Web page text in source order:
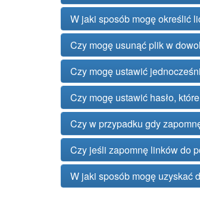
W jaki sposób mogę określić
Czy mogę usunąć plik w
Czy mogę ustawić
Czy mogę ustawić hasło,
Czy w przypadku gdy
Czy jeśli zapomnę linków do
W jaki sposób mogę uzyskać